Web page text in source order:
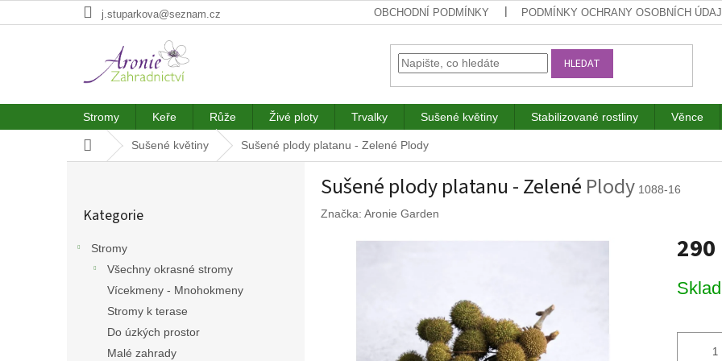
na
j.stuparkova@seznam.cz OBCHODNÍ PODMÍNKY PODMÍNKY OCHRANY OSOBNÍCH
HLEDAT
Stromy Keře Růže Živé ploty Trvalky Sušené květiny Stabilizované rostliny Věnce
Domů Sušené květiny Sušené plody platanu - Zelené Plody
kategorie
Kategorie
Stromy
Všechny okrasné stromy
Vícekmeny - Mnohokmeny
Stromy k terase
Do úzkých prostor
Malé zahrady
Sušené plody platanu - Zelené Plody 1088-16
Značka: Aronie Garden
290
cena: